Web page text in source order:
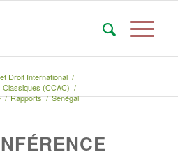
Droit International /
(CCAC) /
/ Rapports / Sénégal